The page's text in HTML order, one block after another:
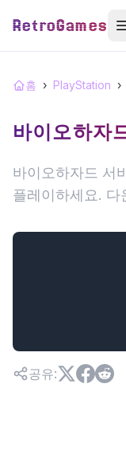
RetroGames
홈 › PlayStation ›
바이오하자
바이오하자드 서
플레이하세요. 다
공유: